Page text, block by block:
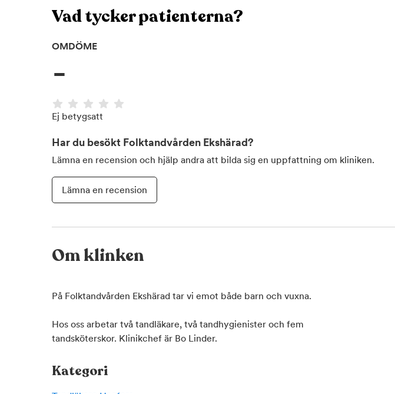
Vad tycker patienterna?
OMDÖME
-
Ej betygsatt
Har du besökt Folktandvården Ekshärad?
Lämna en recension och hjälp andra att bilda sig en uppfattning om kliniken.
Lämna en recension
Om klinken
På Folktandvården Ekshärad tar vi emot både barn och vuxna.
Hos oss arbetar två tandläkare, två tandhygienister och fem
tandsköterskor. Klinikchef är Bo Linder.
Kategori